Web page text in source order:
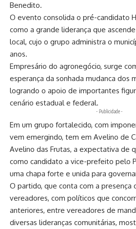
Benedito.
O evento consolida o pré-candidato
como a grande liderança que
local, cujo o grupo administra o
anos.
Empresário do agronegócio, surge
esperança da sonhada mudanca dos
logrando o apoio de importantes
cenário estadual e federal.
- Publicidade -
Em um grupo fortalecido, com
vem emergindo, tem em Avelino de
Avelino das Frutas, a expectativa de
como candidato a vice-prefeito pelo
uma chapa forte e unida para
O partido, que conta com a presença
vereadores, com políticos que
anteriores, entre vereadores de
diversas lideranças comunitárias,